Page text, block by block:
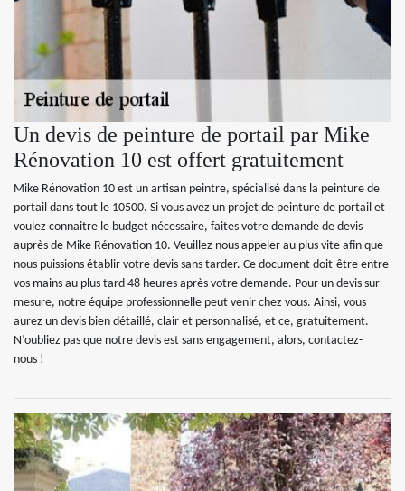
Un devis de peinture de portail par Mike
Rénovation 10 est offert gratuitement
Mike Rénovation 10 est un artisan peintre, spécialisé dans la peinture de
portail dans tout le 10500. Si vous avez un projet de peinture de portail et
voulez connaitre le budget nécessaire, faites votre demande de devis
auprès de Mike Rénovation 10. Veuillez nous appeler au plus vite afin que
nous puissions établir votre devis sans tarder. Ce document doit-être entre
vos mains au plus tard 48 heures après votre demande. Pour un devis sur
mesure, notre équipe professionnelle peut venir chez vous. Ainsi, vous
aurez un devis bien détaillé, clair et personnalisé, et ce, gratuitement.
N’oubliez pas que notre devis est sans engagement, alors, contactez-
nous !